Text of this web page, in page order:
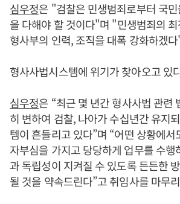
심우정은 "검찰은 민생범죄로부터 국
을 다해야 할 것이다"며 "민생범죄의
형사부의 인력, 조직을 대폭 강화하겠
형사사법시스템에 위기가 찾아오고 있
심우정은 “최근 몇 년간 형사사법 관련
히 변하여 검찰, 나아가 수십년간 유지
템이 흔들리고 있다”며 “어떤 상황에서
자부심을 가지고 당당하게 업무를 수행
과 독립성이 지켜질 수 있도록 든든한
될 것을 약속드린다”고 취임사를 마무